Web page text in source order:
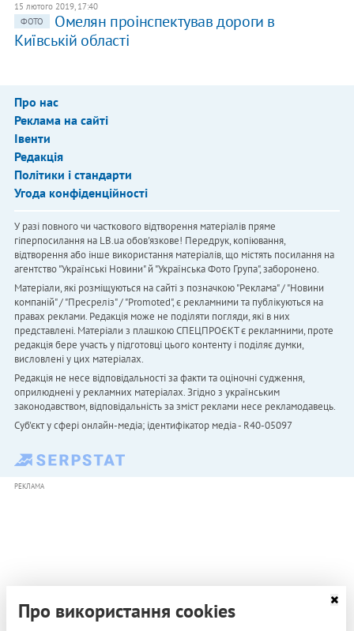
15 лютого 2019, 17:40
ФОТО
Омелян проінспектував дороги в
Київській області
Про нас
Реклама на сайті
Івенти
Редакція
Політики і стандарти
Угода конфіденційності
У разі повного чи часткового відтворення матеріалів пряме
гіперпосилання на LB.ua обов'язкове! Передрук, копіювання,
відтворення або інше використання матеріалів, що містять посилання на
агентство "Українськi Новини" й "Українська Фото Група", заборонено.
Матеріали, які розміщуються на сайті з позначкою "Реклама" / "Новини
компаній" / "Пресреліз" / "Promoted", є рекламними та публікуються на
правах реклами. Редакція може не поділяти погляди, які в них
представлені. Матеріали з плашкою СПЕЦПРОЄКТ є рекламними, проте
редакція бере участь у підготовці цього контенту і поділяє думки,
висловлені у цих матеріалах.
Редакція не несе відповідальності за факти та оціночні судження,
оприлюднені у рекламних матеріалах. Згідно з українським
законодавством, відповідальність за зміст реклами несе рекламодавець.
Cуб'єкт у сфері онлайн-медіа; ідентифікатор медіа - R40-05097
РЕКЛАМА
Про використання cookies